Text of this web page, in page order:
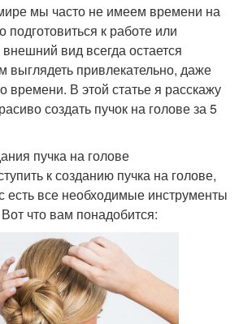
мы часто не имеем времени на
подготовиться к работе или
вид всегда остается
привлекательно, даже
времени. В этой статье я расскажу
создать пучок на голове за 5
пучка на голове
к созданию пучка на голове,
есть все необходимые инструменты
что вам понадобится: